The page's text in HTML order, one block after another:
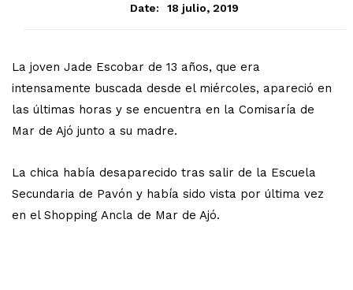
Date:
18 julio, 2019
La joven Jade Escobar de 13 años, que era
intensamente buscada desde el miércoles, apareció en
las últimas horas y se encuentra en la Comisaría de
Mar de Ajó junto a su madre.
La chica había desaparecido tras salir de la Escuela
Secundaria de Pavón y había sido vista por última vez
en el Shopping Ancla de Mar de Ajó.